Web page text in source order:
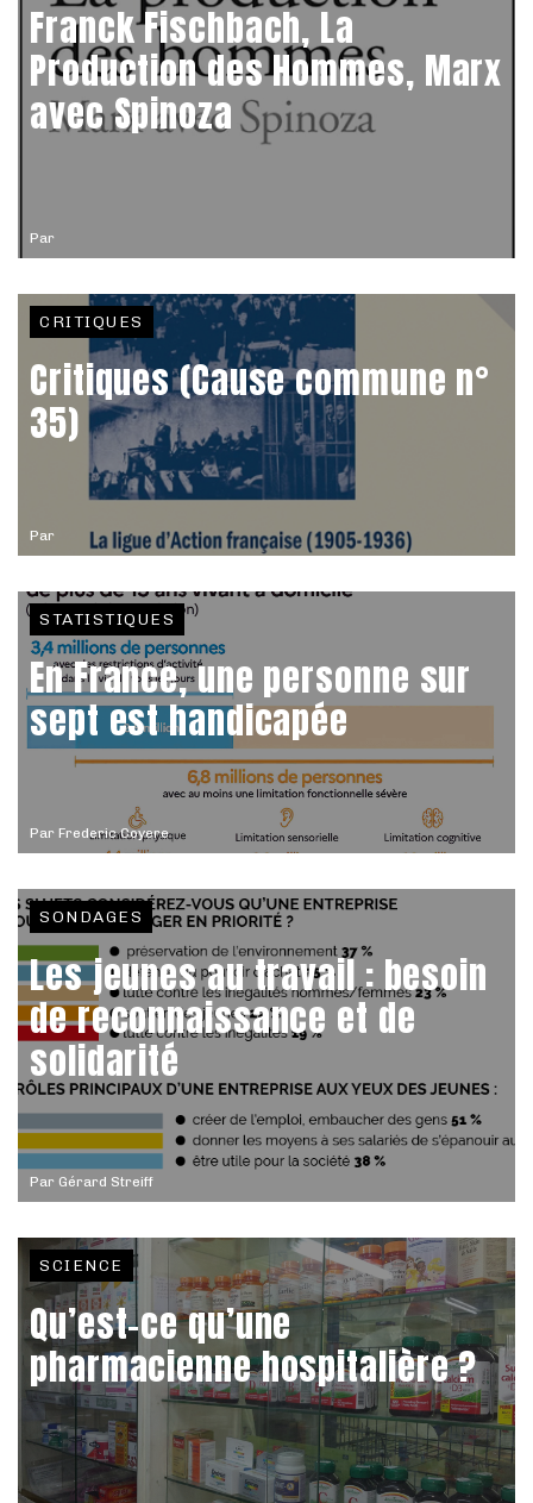
Par
Franck Fischbach, La
Production des Hommes, Marx
avec Spinoza
Par
CRITIQUES
Critiques (Cause commune n°
35)
Par Frederic Coyere
STATISTIQUES
En France, une personne sur
sept est handicapée
Par Gérard Streiff
SONDAGES
Les jeunes au travail : besoin
de reconnaissance et de
solidarité
SCIENCE
Qu’est-ce qu’une
pharmacienne hospitalière ?